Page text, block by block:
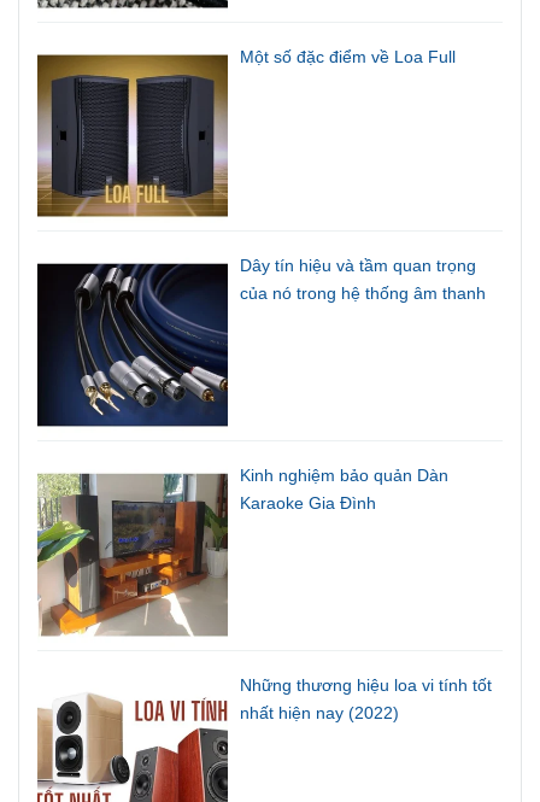
Một số đặc điểm về Loa Full
Dây tín hiệu và tầm quan trọng
của nó trong hệ thống âm thanh
Kinh nghiệm bảo quản Dàn
Karaoke Gia Đình
Những thương hiệu loa vi tính tốt
nhất hiện nay (2022)